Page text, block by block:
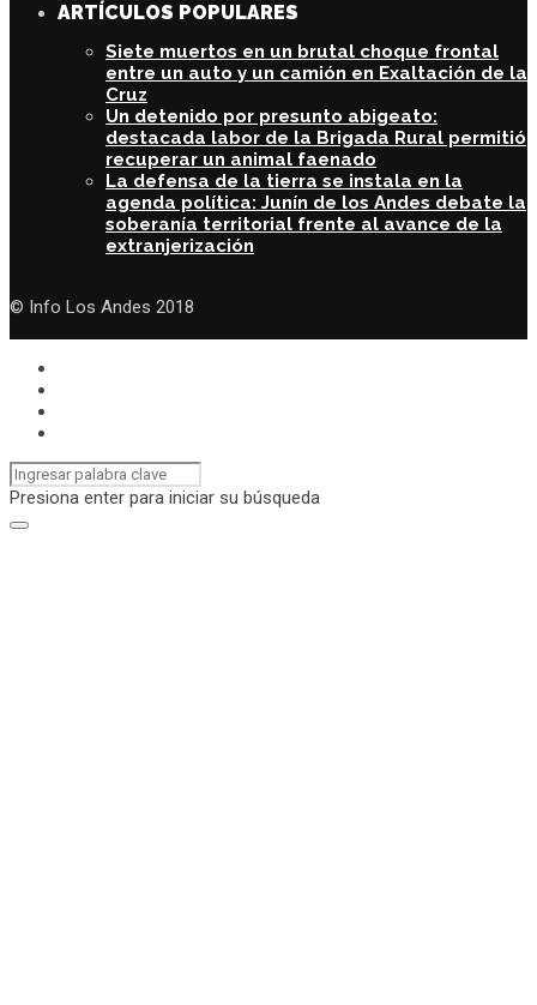
ARTÍCULOS POPULARES
Siete muertos en un brutal choque frontal
entre un auto y un camión en Exaltación de la
Cruz
Un detenido por presunto abigeato:
destacada labor de la Brigada Rural permitió
recuperar un animal faenado
La defensa de la tierra se instala en la
agenda política: Junín de los Andes debate la
soberanía territorial frente al avance de la
extranjerización
© Info Los Andes 2018
Presiona enter para iniciar su búsqueda